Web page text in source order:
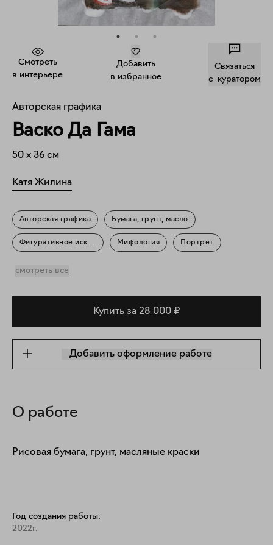
Смотреть
в интерьере
Добавить
в избранное
Связаться
c куратором
Авторская графика
Васко Да Гама
50 x 36 см
Катя Жилина
Авторская графика Бумага, грунт, масло
Фигуративное искусство Мифология Портрет
смотреть все
Купить за 28 000 ₽
Добавить оформление работе
О работе
Рисовая бумага, грунт, масляные краски
Год создания работы:
2022г.